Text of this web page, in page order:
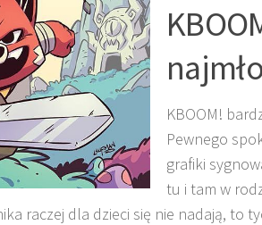
KBOOM!
Pewnego
grafiki
tu i tam w
raczej dla dzieci się nie nadają, to